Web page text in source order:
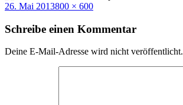
Veröffentlicht
26. Mai 2013Volle
800 × 600
Schreibe einen Kommentar
Deine E-Mail-Adresse wird nicht veröffentlicht.